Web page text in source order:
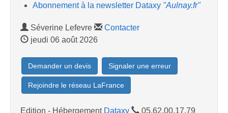
Abonnement à la newsletter Dataxy "Aulnay.fr"
Séverine Lefevre
Contacter
jeudi 06 août 2026
Demander un devis Signaler une erreur
Rejoindre le réseau LaFrance
Edition - Hébergement Dataxy
05.62.00.17.79